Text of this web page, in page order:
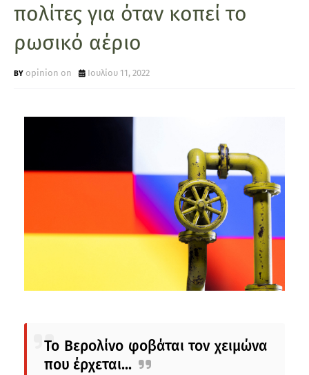
πολίτες για όταν κοπεί το
ρωσικό αέριο
opinion on Ιουλίου 11, 2022
Το Βερολίνο φοβάται τον χειμώνα
που έρχεται...